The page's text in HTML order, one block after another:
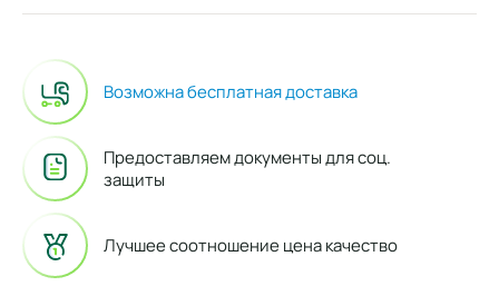
Возможна бесплатная доставка
Предоставляем документы для соц.
защиты
Лучшее соотношение цена качество